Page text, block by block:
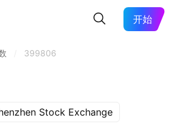
开始
399806
Stock Exchange